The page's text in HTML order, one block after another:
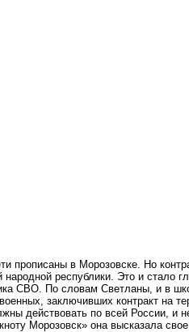
прописаны в Морозовске. Но
республики. Это и стало
СВО. По словам Светланы, и в
заключивших контракт на
действовать по всей России, и
Морозовск» она высказала свое